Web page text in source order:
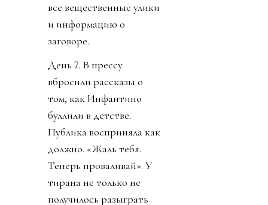
все вещественные улики
и информацию о
заговоре.
День 7. В прессу
вбросили рассказы о
том, как Инфантино
буллили в детстве.
Публика восприняла как
должно. «Жаль тебя.
Теперь проваливай». У
тирана не только не
получилось разыграть